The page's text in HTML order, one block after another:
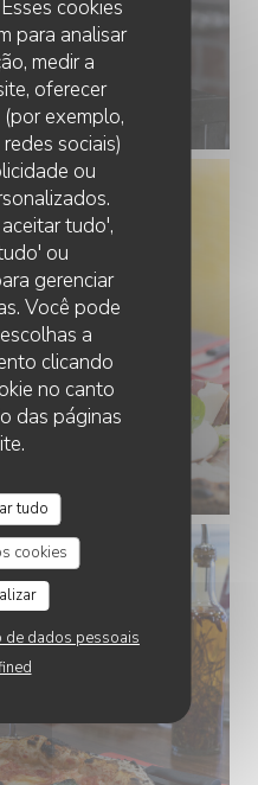
cookies
para analisar
medir a
oferecer
exemplo,
sociais)
ou
tudo',
ou
gerenciar
Você pode
a
clicando
no canto
das páginas
tudo
cookies
de dados pessoais